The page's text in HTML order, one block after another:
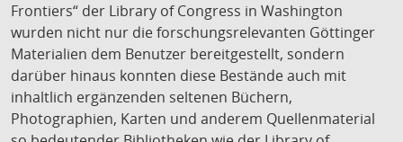
Frontiers“ der Library of Congress in Washington
wurden nicht nur die forschungsrelevanten Göttinger
Materialien dem Benutzer bereitgestellt, sondern
darüber hinaus konnten diese Bestände auch mit
inhaltlich ergänzenden seltenen Büchern,
Photographien, Karten und anderem Quellenmaterial